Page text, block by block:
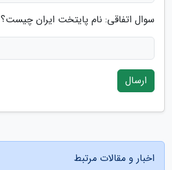
سوال اتفاقی: نام پایتخت ایران چیست؟
ارسال
اخبار و مقالات مرتبط